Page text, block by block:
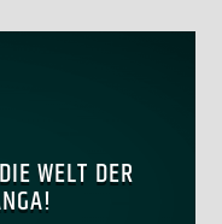
WELT DER